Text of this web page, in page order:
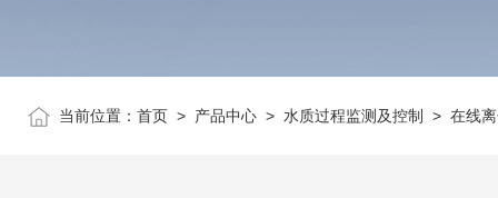
当前位置： 首页 > 产品中心 > 水质过程监测及控制 > 在线